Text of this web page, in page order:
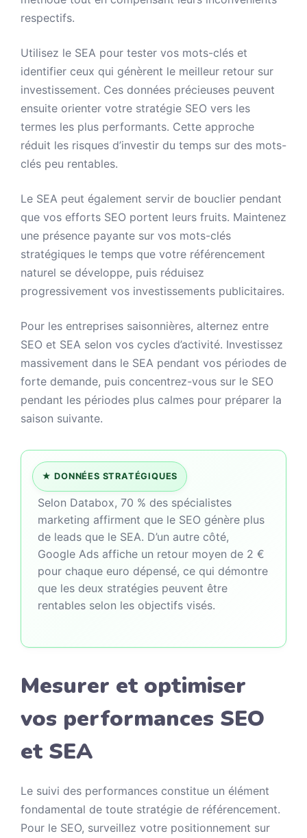
respectifs.
Utilisez le SEA pour tester vos mots-clés et
identifier ceux qui génèrent le meilleur retour sur
investissement. Ces données précieuses peuvent
ensuite orienter votre stratégie SEO vers les
termes les plus performants. Cette approche
réduit les risques d’investir du temps sur des mots-
clés peu rentables.
Le SEA peut également servir de bouclier pendant
que vos efforts SEO portent leurs fruits. Maintenez
une présence payante sur vos mots-clés
stratégiques le temps que votre référencement
naturel se développe, puis réduisez
progressivement vos investissements publicitaires.
Pour les entreprises saisonnières, alternez entre
SEO et SEA selon vos cycles d’activité. Investissez
massivement dans le SEA pendant vos périodes de
forte demande, puis concentrez-vous sur le SEO
pendant les périodes plus calmes pour préparer la
saison suivante.
★ DONNÉES STRATÉGIQUES
Selon Databox, 70 % des spécialistes
marketing affirment que le SEO génère plus
de leads que le SEA. D’un autre côté,
Google Ads affiche un retour moyen de 2 €
pour chaque euro dépensé, ce qui démontre
que les deux stratégies peuvent être
rentables selon les objectifs visés.
Mesurer et optimiser
vos performances SEO
et SEA
Le suivi des performances constitue un élément
fondamental de toute stratégie de référencement.
Pour le SEO, surveillez votre positionnement sur